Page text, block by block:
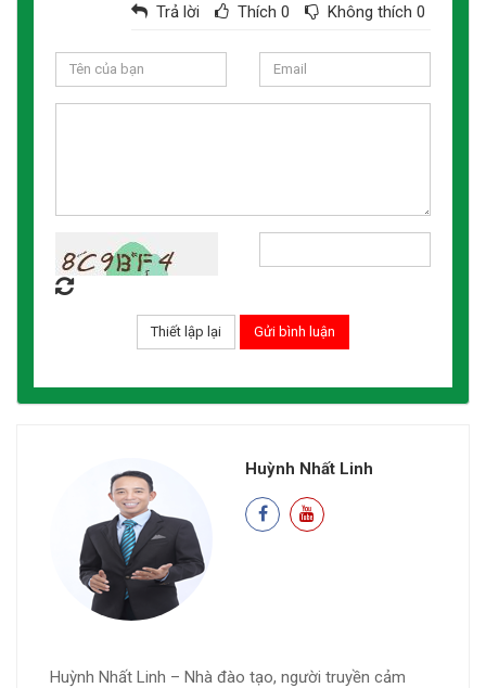
Trả lời Thích 0 Không thích 0
Huỳnh Nhất Linh
Huỳnh Nhất Linh – Nhà đào tạo, người truyền cảm